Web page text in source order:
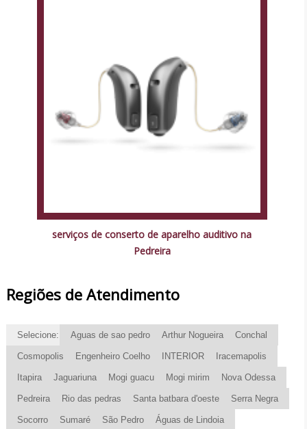
serviços de conserto de aparelho auditivo na
Pedreira
Regiões de Atendimento
Selecione: Aguas de sao pedro Arthur Nogueira Conchal
Cosmopolis Engenheiro Coelho INTERIOR Iracemapolis
Itapira Jaguariuna Mogi guacu Mogi mirim Nova Odessa
Pedreira Rio das pedras Santa batbara d'oeste Serra Negra
Socorro Sumaré São Pedro Águas de Lindoia